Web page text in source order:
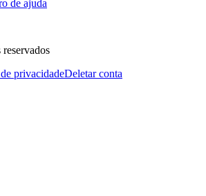
de ajuda
privacidadeDeletar conta